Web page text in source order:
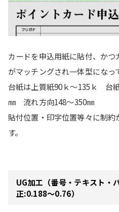
カードを申込用紙に貼付、か
がマッチングされ一体型になっ
台紙は上質紙90ｋ～135ｋ 台
㎜ 流れ方向148～350㎜
貼付位置・印字位置等々に制
す。
UG加工（番号・テキスト
正:0.188～0.76）